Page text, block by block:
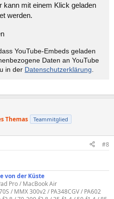
kann mit einem Klick geladen
werden.
YouTube-Embeds geladen
Daten an YouTube
in der Datenschutzerklärung
Themas Teammitglied
#8
von der Küste
Pro / MacBook Air
/ MMX 300v2 / PA348CGV / PA602